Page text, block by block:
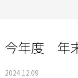
今年度 年
2024.12.09